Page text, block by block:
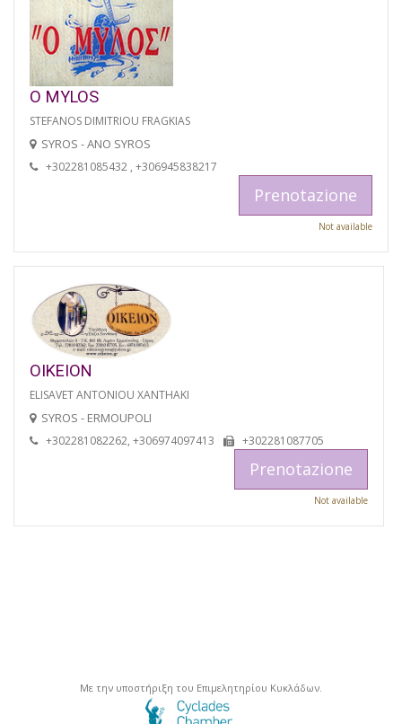
O MYLOS
STEFANOS DIMITRIOU FRAGKIAS
SYROS - ANO SYROS
+302281085432 , +306945838217
Prenotazione
Not available
OIKEION
ELISAVET ANTONIOU XANTHAKI
SYROS - ERMOUPOLI
+302281082262, +306974097413 +302281087705
Prenotazione
Not available
Με την υποστήριξη του Επιμελητηρίου Κυκλάδων.